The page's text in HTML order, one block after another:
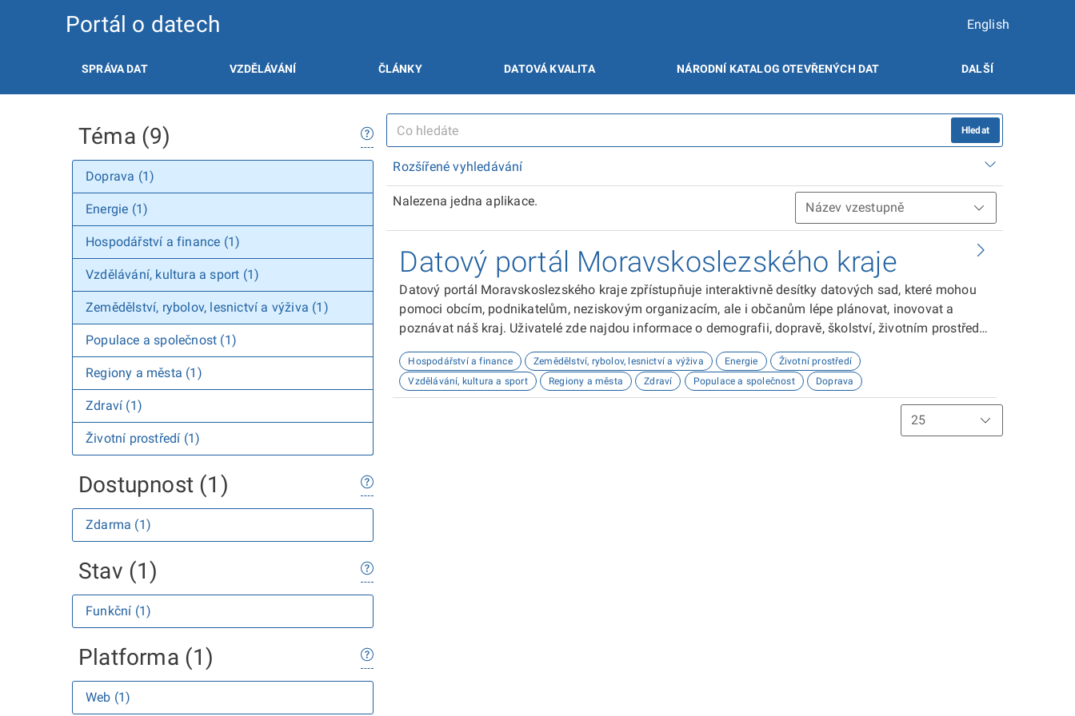
Portál o datech English
SPRÁVA DAT VZDĚLÁVÁNÍ ČLÁNKY DATOVÁ KVALITA NÁRODNÍ KATALOG OTEVŘENÝCH DAT DALŠÍ
Téma (9)
Doprava (1)
Energie (1)
Hospodářství a finance (1)
Vzdělávání, kultura a sport (1)
Zemědělství, rybolov, lesnictví a výživa (1)
Populace a společnost (1)
Regiony a města (1)
Zdraví (1)
Životní prostředí (1)
Dostupnost (1)
Zdarma (1)
Stav (1)
Funkční (1)
Platforma (1)
Web (1)
Hledat
Rozšířené vyhledávání
Nalezena jedna aplikace.
Datový portál Moravskoslezského kraje
Datový portál Moravskoslezského kraje zpřístupňuje interaktivně desítky datových sad, které mohou
pomoci obcím, podnikatelům, neziskovým organizacím, ale i občanům lépe plánovat, inovovat a
poznávat náš kraj. Uživatelé zde najdou informace o demografii, dopravě, školství, životním prostředí,
Hospodářství a finance Zemědělství, rybolov, lesnictví a výživa Energie
Životní prostředí
Vzdělávání, kultura a sport
Regiony a města Zdraví Populace a společnost Doprava